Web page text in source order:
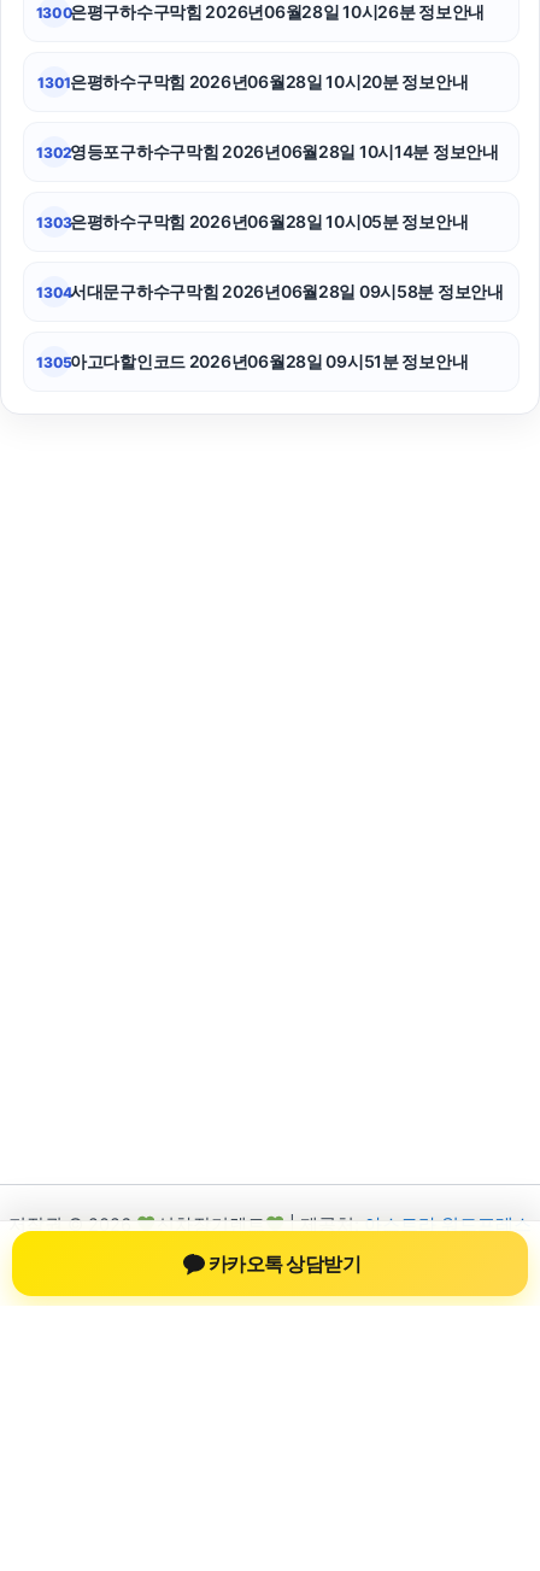
1300은평구하수구막힘 2026년06월28일 10시26분 정보안내
1301은평하수구막힘 2026년06월28일 10시20분 정보안내
1302영등포구하수구막힘 2026년06월28일 10시14분 정보안내
1303은평하수구막힘 2026년06월28일 10시05분 정보안내
1304서대문구하수구막힘 2026년06월28일 09시58분 정보안내
1305아고다할인코드 2026년06월28일 09시51분 정보안내
저작권 © 2026 신차장기렌트 | 제공처:
아스트라 워드프레스
테마
카카오톡 상담받기